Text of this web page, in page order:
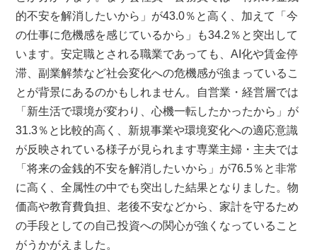
的不安を解消したいから」が43.0％と高く、加えて「今
の仕事に危機感を感じているから」も34.2％と突出して
います。安定職とされる職業であっても、AI化や賃金停
滞、副業解禁など社会変化への危機感が強まっているこ
とが背景にあるのかもしれません。自営業・経営層では
「新生活で環境が変わり、心機一転したかったから」が
31.3％と比較的高く、新規事業や環境変化への適応意識
が反映されている様子が見られます専業主婦・主夫では
「将来の金銭的不安を解消したいから」が76.5％と非常
に高く、全属性の中でも突出した結果となりました。物
価高や教育費負担、老後不安などから、家計を守るため
の手段としての自己投資への関心が強くなっていること
がうかがえました。